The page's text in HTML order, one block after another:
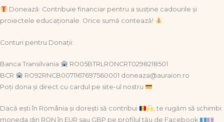
Donează: Contribuie financiar pentru a susține cadourile și
proiectele educaționale. Orice sumă contează!
Conturi pentru Donații:
Banca Transilvania
RO05BTRLRONCRT0298218501
BCR
RO92RNCB0071167697560001 doneaza@auraion.ro
Poți dona și direct cu cardul pe site-ul nostru
Dacă ești în România și dorești să contribui
, te rugăm să schimbi
moneda din RON în EUR sau GBP pe profilul tău de Facebook